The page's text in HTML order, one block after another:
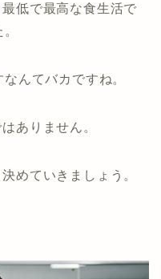
低で最高な食生活で
んてバカですね。
ありません。
めていきましょう。